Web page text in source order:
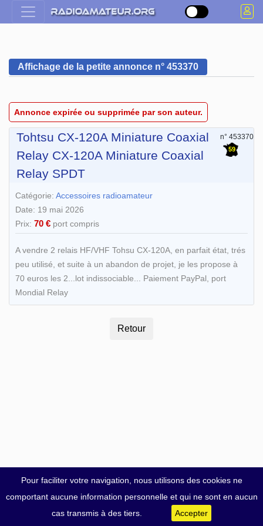
Pour faciliter votre navigation, nous utilisons des cookies ne
comportant aucune information personnelle et qui ne sont en aucun
cas transmis à des tiers.
Accepter
Affichage de la petite annonce n° 453370
Annonce expirée ou supprimée par son auteur.
Tohtsu CX-120A Miniature Coaxial
Relay CX-120A Miniature Coaxial
Relay SPDT
n° 453370
59
Catégorie: Accessoires radioamateur
Date: 19 mai 2026
Prix: 70 € port compris
A vendre 2 relais HF/VHF Tohsu CX-120A, en parfait état, trés
peu utilisé, et suite à un abandon de projet, je les propose à
70 euros les 2...lot indissociable... Paiement PayPal, port
Mondial Relay